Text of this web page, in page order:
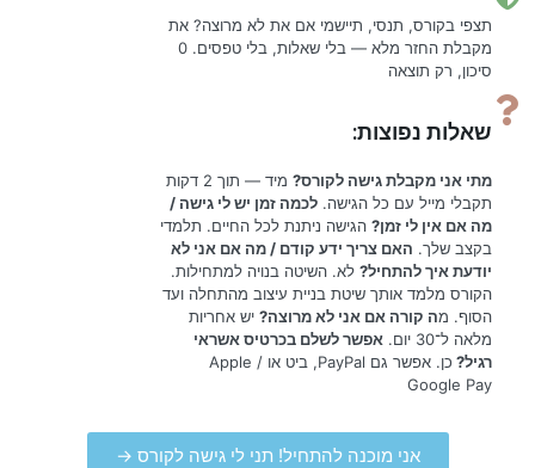
תצפי בקורס, תנסי, תיישמי אם את לא מרוצה? את
מקבלת החזר מלא — בלי שאלות, בלי טפסים. 0
סיכון, רק תוצאה
שאלות נפוצות:​
מתי אני מקבלת גישה לקורס?
מיד — תוך 2 דקות
תקבלי מייל עם כל הגישה. לכמה זמן יש לי גישה /
מה אם אין לי זמן? הגישה ניתנת לכל החיים. תלמדי
בקצב שלך. האם צריך ידע קודם / מה אם אני לא
יודעת איך להתחיל? לא. השיטה בנויה למתחילות.
הקורס מלמד אותך שיטת בניית עיצוב מהתחלה ועד
הסוף. מה קורה אם אני לא מרוצה? יש אחריות
מלאה ל־30 יום.
אפשר לשלם בכרטיס אשראי
רגיל?
כן. אפשר גם PayPal, ביט או Apple /
Google Pay
אני מוכנה להתחיל! תני לי גישה לקורס →